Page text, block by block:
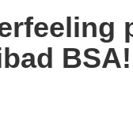
BSA!